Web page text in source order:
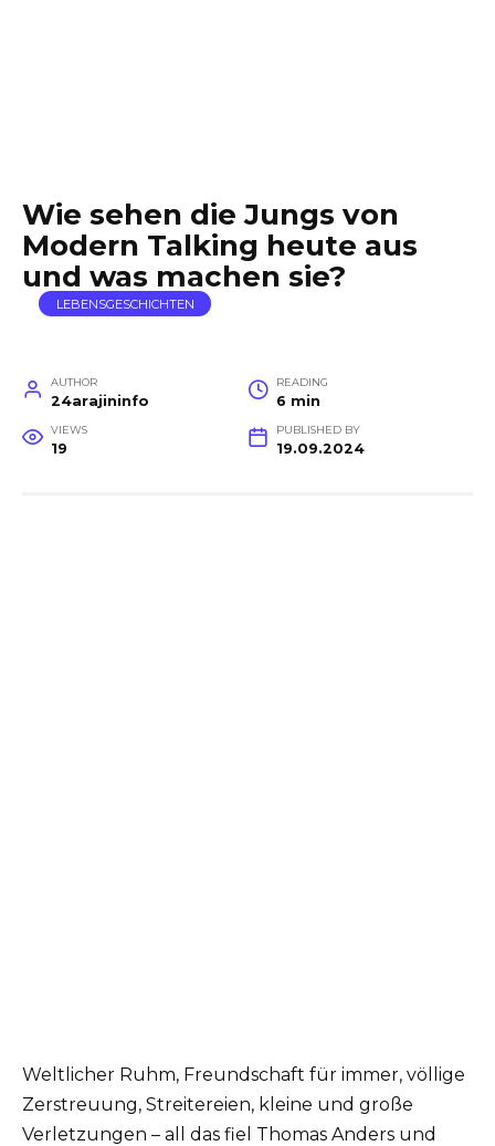
Wie sehen die Jungs von
Modern Talking heute aus
und was machen sie?
LEBENSGESCHICHTEN
AUTHOR
24arajininfo
READING
6 min
VIEWS
19
PUBLISHED BY
19.09.2024
Weltlicher Ruhm, Freundschaft für immer, völlige
Zerstreuung, Streitereien, kleine und große
Verletzungen – all das fiel Thomas Anders und